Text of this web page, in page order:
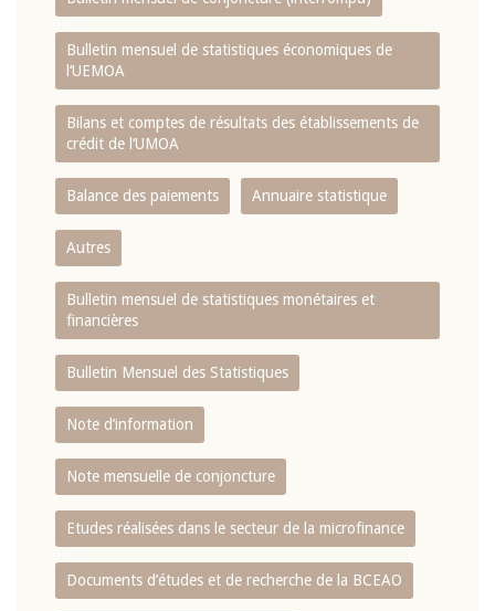
Bulletin mensuel de statistiques économiques de
l‘UEMOA
Bilans et comptes de résultats des établissements de
crédit de l‘UMOA
Balance des paiements Annuaire statistique
Autres
Bulletin mensuel de statistiques monétaires et
financières
Bulletin Mensuel des Statistiques
Note d’information
Note mensuelle de conjoncture
Etudes réalisées dans le secteur de la microfinance
Documents d’études et de recherche de la BCEAO